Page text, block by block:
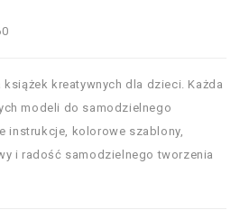
kreatywnych dla dzieci. Każda
modeli do samodzielnego
instrukcje, kolorowe szablony,
i radość samodzielnego tworzenia